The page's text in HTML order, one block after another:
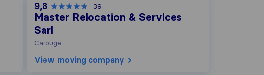
9,8 39
Master Relocation & Services
Sarl
Carouge
View moving company